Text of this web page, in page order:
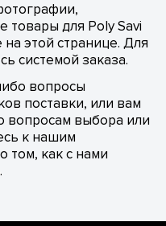
товары для Poly Savi
этой странице. Для
системой заказа.
вопросы
поставки, или вам
вопросам выбора или
к нашим
том, как с нами
.